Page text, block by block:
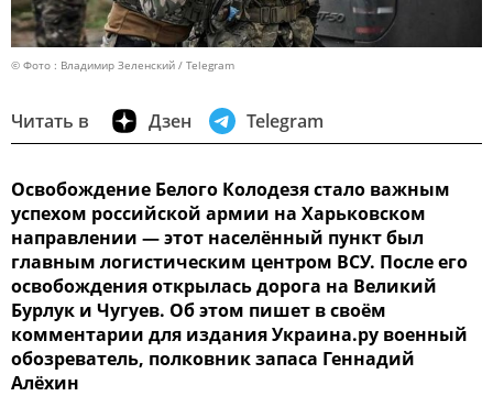
© Фото : Владимир Зеленский / Telegram
Читать в Дзен Telegram
Освобождение Белого Колодезя стало важным
успехом российской армии на Харьковском
направлении — этот населённый пункт был
главным логистическим центром ВСУ. После его
освобождения открылась дорога на Великий
Бурлук и Чугуев. Об этом пишет в своём
комментарии для издания Украина.ру военный
обозреватель, полковник запаса Геннадий
Алёхин